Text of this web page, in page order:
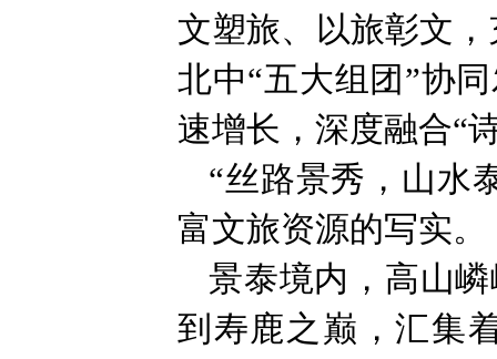
文塑旅、以旅彰文
北中“五大组团”协
速增长，深度融合“
“丝路景秀，山水
富文旅资源的写实。
景泰境内，高山
到寿鹿之巅，汇集